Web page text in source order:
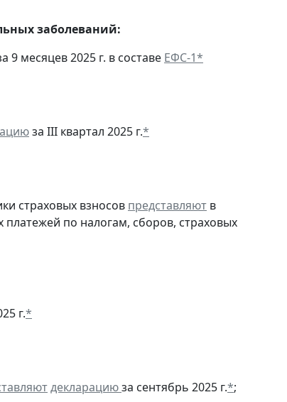
заболеваний:
9 месяцев 2025 г. в составе ЕФС-1*
за III квартал 2025 г.*
страховых взносов представляют в
по налогам, сборов, страховых
г.*
декларациюза сентябрь 2025 г.*;